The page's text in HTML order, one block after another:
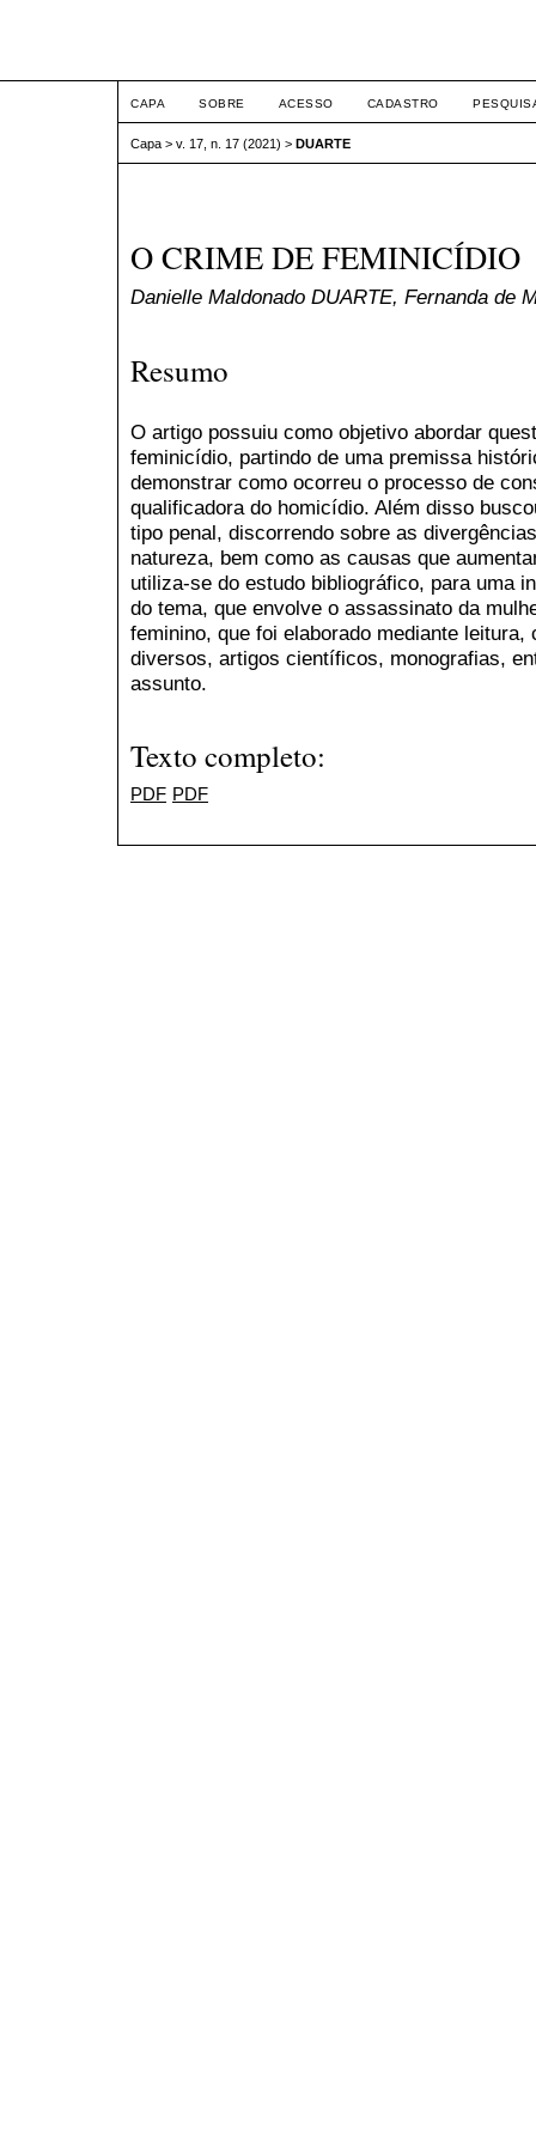
CAPA SOBRE ACESSO CADASTRO
Capa > v. 17, n. 17 (2021) > DUARTE
O CRIME DE FEMINICÍDIO
Danielle Maldonado DUARTE, Fernanda de
Resumo
O artigo possuiu como objetivo abordar
feminicídio, partindo de uma premissa
demonstrar como ocorreu o processo de
qualificadora do homicídio. Além disso
tipo penal, discorrendo sobre as
natureza, bem como as causas que
utiliza-se do estudo bibliográfico, para uma
do tema, que envolve o assassinato da
feminino, que foi elaborado mediante
diversos, artigos científicos, monografias,
assunto.
Texto completo:
PDF PDF